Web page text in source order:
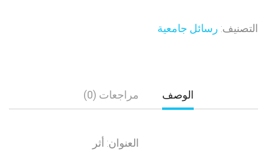
التصنيف: رسائل جامعية
الوصف مراجعات (0)
العنوان: أثر